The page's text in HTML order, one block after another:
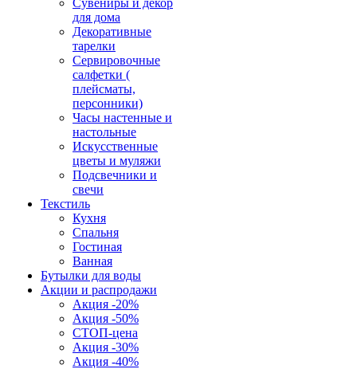
Сувениры и декор
для дома
Декоративные
тарелки
Сервировочные
салфетки (
плейсматы,
персонники)
Часы настенные и
настольные
Искусственные
цветы и муляжи
Подсвечники и
свечи
Текстиль
Кухня
Спальня
Гостиная
Ванная
Бутылки для воды
Акции и распродажи
Акция -20%
Акция -50%
СТОП-цена
Акция -30%
Акция -40%